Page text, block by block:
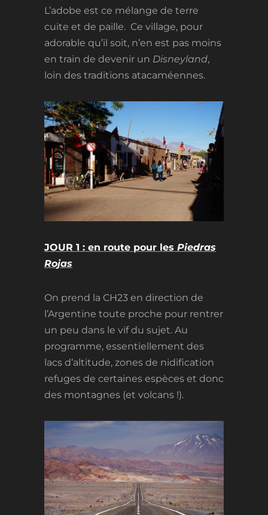
L’adobe est ce mélange de terre
cuite et de paille. Ce village, pour
adorable qu’il soit, n’en est pas moins
en train de devenir un Disneyland,
loin des traditions atacaméennes.
JOUR 1 : en route pour les Piedras
Rojas
On prend la CH23 en direction de
l’Argentine toute proche pour rentrer
un peu dans le vif du sujet. Au
programme, essentiellement des
lacs d’altitude, zones de nidification
refuges de certaines espèces et donc
des montagnes (et volcans !).